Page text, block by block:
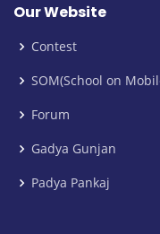
Our Website
Contest
SOM(School on
Forum
Gadya Gunjan
Padya Pankaj